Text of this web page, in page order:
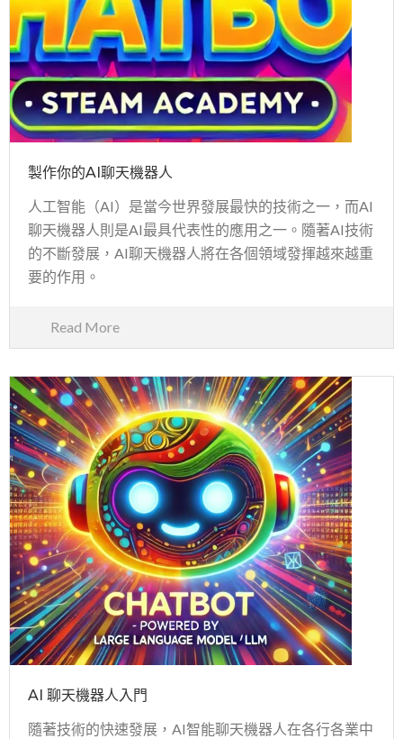
製作你的AI聊天機器人
人工智能（AI）是當今世界發展最快的技術之一，而AI
聊天機器人則是AI最具代表性的應用之一。隨著AI技術
的不斷發展，AI聊天機器人將在各個領域發揮越來越重
要的作用。
Read More
AI 聊天機器人入門
隨著技術的快速發展，AI智能聊天機器人在各行各業中